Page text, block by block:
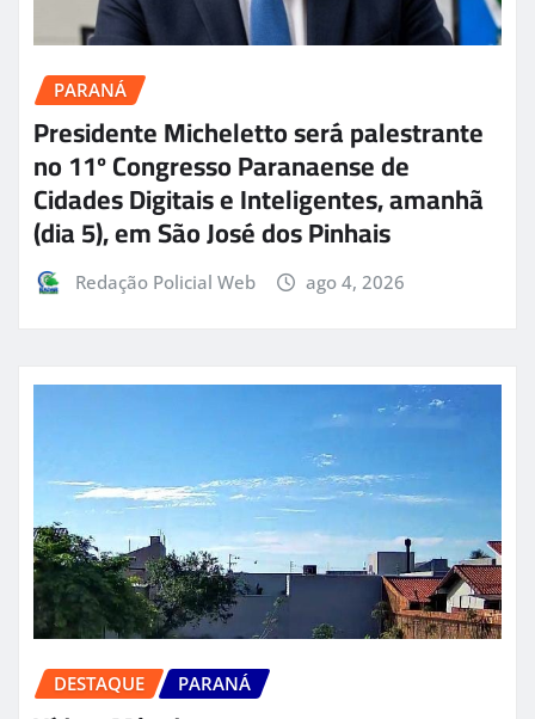
PARANÁ
Presidente Micheletto será palestrante
no 11º Congresso Paranaense de
Cidades Digitais e Inteligentes, amanhã
(dia 5), em São José dos Pinhais
Redação Policial Web ago 4, 2026
DESTAQUE PARANÁ